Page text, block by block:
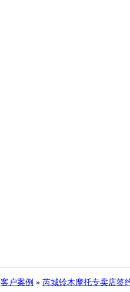
客户案例 » 芮城铃木摩托专卖店签